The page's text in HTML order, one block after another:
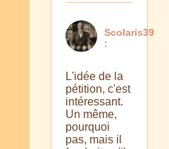
Scolaris39
:
L'idée de la
pétition, c'est
intéressant.
Un même,
pourquoi
pas, mais il